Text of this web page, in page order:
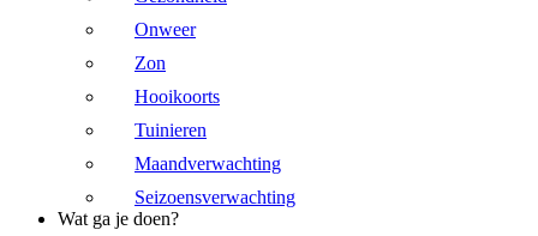
Onweer
Zon
Hooikoorts
Tuinieren
Maandverwachting
Seizoensverwachting
Wat ga je doen?